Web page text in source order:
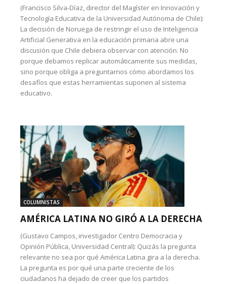
(Francisco Silva-Díaz, director del Magíster en Innovación y
Tecnología Educativa de la Universidad Autónoma de Chile):
La decisión de Noruega de restringir el uso de Inteligencia
Artificial Generativa en la educación primaria abre una
discusión que Chile debiera observar con atención. No
porque debamos replicar automáticamente sus medidas,
sino porque obliga a preguntarnos cómo abordamos los
desafíos que estas herramientas suponen al sistema
educativo.
COLUMNISTAS
AMÉRICA LATINA NO GIRÓ A LA DERECHA
(Gustavo Campos, investigador Centro Democracia y
Opinión Pública, Universidad Central): Quizás la pregunta
relevante no sea por qué América Latina gira a la derecha.
La pregunta es por qué una parte creciente de los
ciudadanos ha dejado de creer que los partidos